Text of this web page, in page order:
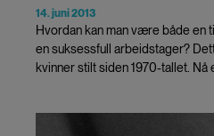
14. juni 2013
Hvordan kan man være både
en suksessfull arbeidstager?
kvinner stilt siden 1970-tallet. Nå